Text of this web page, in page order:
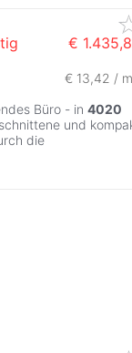
€
€ 13,42 /
Büro - in 4020
und
die